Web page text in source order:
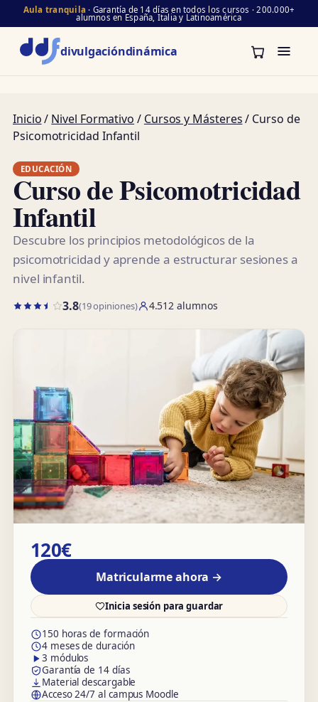
Aula tranquila · Garantía de 14 días en todos los cursos · 200.000+
alumnos en España, Italia y Latinoamérica
divulgacióndinámica
Inicio/ Nivel Formativo / Cursos y Másteres/ Curso de
Psicomotricidad Infantil
EDUCACIÓN
Curso de Psicomotricidad
Infantil
Descubre los principios metodológicos de la
psicomotricidad y aprende a estructurar sesiones a
nivel infantil.
3.8(19 opiniones) 4.512 alumnos
120€
Matricularme ahora →
Inicia sesión para guardar
150 horas de formación
4 meses de duración
3 módulos
Garantía de 14 días
Material descargable
Acceso 24/7 al campus Moodle